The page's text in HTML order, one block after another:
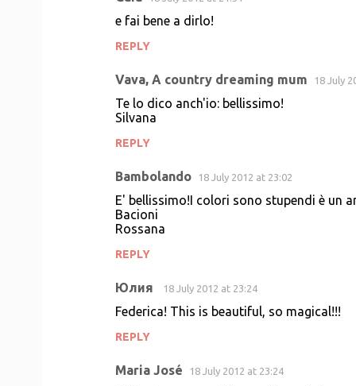
e fai bene a dirlo!
REPLY
Vava, A country dreaming mum 18 July
Te lo dico anch'io: bellissimo!
Silvana
REPLY
Bambolando 18 July 2012 at 23:02
E' bellissimo!I colori sono stupendi è un
Bacioni
Rossana
REPLY
Юлия 18 July 2012 at 23:24
Federica! This is beautiful, so magical!!!
REPLY
Maria José 18 July 2012 at 23:24